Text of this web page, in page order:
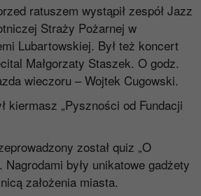
ratuszem wystąpił zespół Jazz
Straży Pożarnej w
Lubartowskiej. Był też koncert
Małgorzaty Staszek. O godz.
wieczoru – Wojtek Cugowski.
kiermasz „Pyszności od Fundacji
został quiz „O
Nagrodami były unikatowe gadżety
założenia miasta.